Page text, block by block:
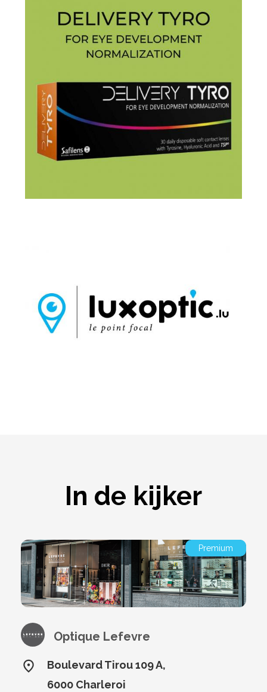
In de kijker
Premium
Optique Lefevre
Boulevard Tirou 109 A,
6000 Charleroi